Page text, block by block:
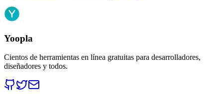
Yoopla
Cientos de herramientas en línea gratuitas para desarrolladores,
diseñadores y todos.